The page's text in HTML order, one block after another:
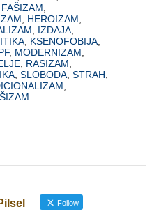
FAŠIZAM
HEROIZAM
IZDAJA
KSENOFOBIJA
, MODERNIZAM
RASIZAM
,SLOBODA ,STRAH
Follow